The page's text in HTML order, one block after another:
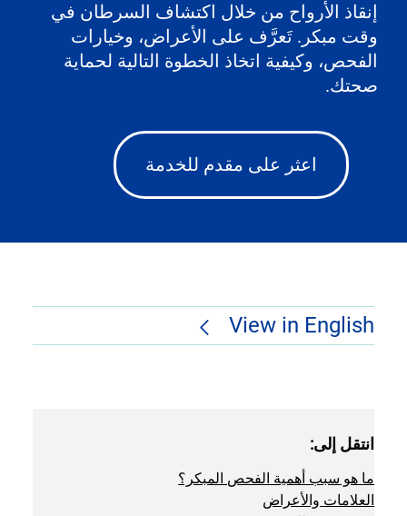
إنقاذ الأرواح من خلال اكتشاف السرطان في
وقت مبكر. تَعرَّف على الأعراض، وخيارات
الفحص، وكيفية اتخاذ الخطوة التالية لحماية
صحتك.
اعثر على مقدم للخدمة
View in English
انتقل إلى:
ما هو سبب أهمية الفحص المبكر؟
العلامات والأعراض